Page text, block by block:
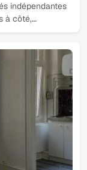
indépendantes
à côté,…